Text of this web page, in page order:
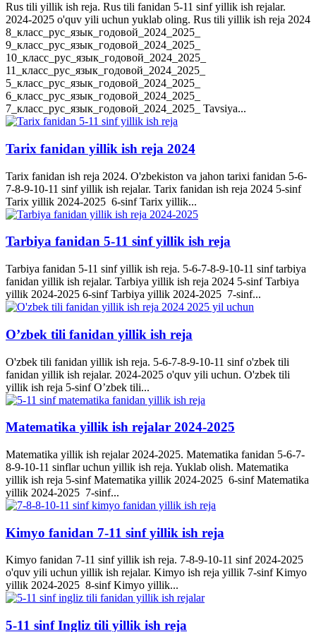
Rus tili yillik ish reja. Rus tili fanidan 5-11 sinf yillik ish rejalar.
2024-2025 o'quv yili uchun yuklab oling. Rus tili yillik ish reja 2024
8_класс_рус_язык_годовой_2024_2025_
9_класс_рус_язык_годовой_2024_2025_
10_класс_рус_язык_годовой_2024_2025_
11_класс_рус_язык_годовой_2024_2025_
5_класс_рус_язык_годовой_2024_2025_
6_класс_рус_язык_годовой_2024_2025_
7_класс_рус_язык_годовой_2024_2025_ Tavsiya...
Tarix fanidan yillik ish reja 2024
Tarix fanidan ish reja 2024. O'zbekiston va jahon tarixi fanidan 5-6-
7-8-9-10-11 sinf yillik ish rejalar. Tarix fanidan ish reja 2024 5-sinf
Tarix yillik 2024-2025 6-sinf Tarix yillik...
Tarbiya fanidan 5-11 sinf yillik ish reja
Tarbiya fanidan 5-11 sinf yillik ish reja. 5-6-7-8-9-10-11 sinf tarbiya
fanidan yillik ish rejalar. Tarbiya yillik ish reja 2024 5-sinf Tarbiya
yillik 2024-2025 6-sinf Tarbiya yillik 2024-2025 7-sinf...
O’zbek tili fanidan yillik ish reja
O'zbek tili fanidan yillik ish reja. 5-6-7-8-9-10-11 sinf o'zbek tili
fanidan yillik ish rejalar. 2024-2025 o'quv yili uchun. O'zbek tili
yillik ish reja 5-sinf O’zbek tili...
Matematika yillik ish rejalar 2024-2025
Matematika yillik ish rejalar 2024-2025. Matematika fanidan 5-6-7-
8-9-10-11 sinflar uchun yillik ish reja. Yuklab olish. Matematika
yillik ish reja 5-sinf Matematika yillik 2024-2025 6-sinf Matematika
yillik 2024-2025 7-sinf...
Kimyo fanidan 7-11 sinf yillik ish reja
Kimyo fanidan 7-11 sinf yillik ish reja. 7-8-9-10-11 sinf 2024-2025
o'quv yili uchun yillik ish rejalar. Kimyo ish reja yillik 7-sinf Kimyo
yillik 2024-2025 8-sinf Kimyo yillik...
5-11 sinf Ingliz tili yillik ish reja